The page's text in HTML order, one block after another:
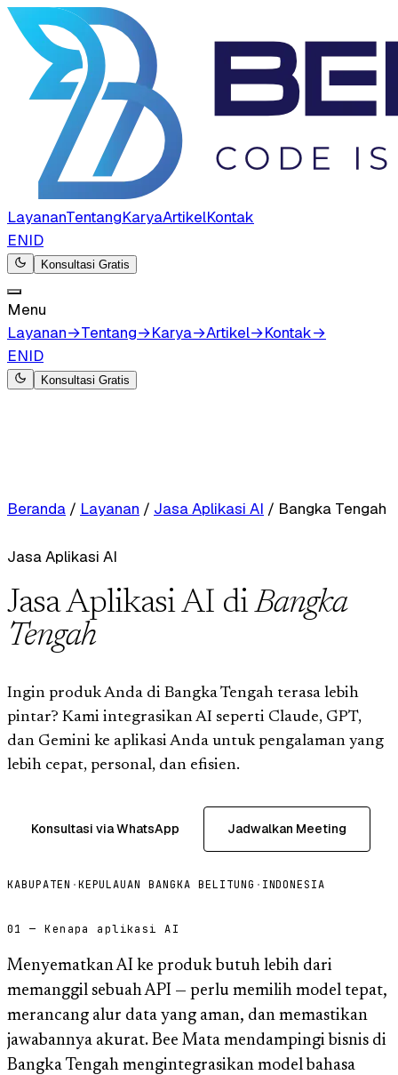
LayananTentangKaryaArtikelKontak
ENID
Konsultasi Gratis
Menu
Layanan→Tentang→Karya→Artikel→Kontak→
ENID
Konsultasi Gratis
Beranda / Layanan / Jasa Aplikasi AI / Bangka Tengah
Jasa Aplikasi AI
Jasa Aplikasi AI diBangka
Tengah
Ingin produk Anda di Bangka Tengah terasa lebih
pintar? Kami integrasikan AI seperti Claude, GPT,
dan Gemini ke aplikasi Anda untuk pengalaman yang
lebih cepat, personal, dan efisien.
Konsultasi via WhatsApp Jadwalkan Meeting
KABUPATEN ·KEPULAUAN BANGKA BELITUNG · INDONESIA
01 — Kenapa aplikasi AI
Menyematkan AI ke produk butuh lebih dari
memanggil sebuah API — perlu memilih model tepat,
merancang alur data yang aman, dan memastikan
jawabannya akurat. Bee Mata mendampingi bisnis di
Bangka Tengah mengintegrasikan model bahasa